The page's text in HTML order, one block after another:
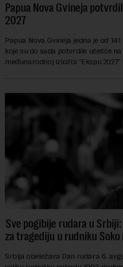
Papua Nova Gvineja
2027
Papua Nova Gvineja jedna je od
koje su do sada potvrdile učešće
međunarodnoj izložbi "Ekspu
Sve pogibije rudara u
za tragediju u rudniku Soko
Srbija obeležava Dan rudara 6.